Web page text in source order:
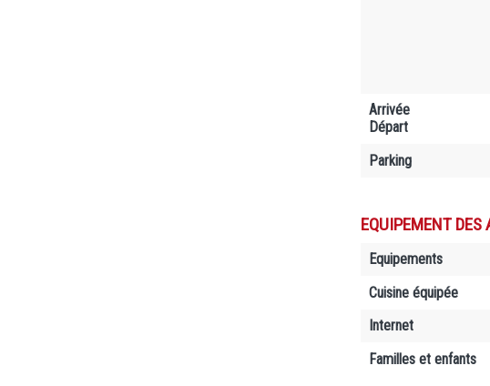
Arrivée
Départ
Parking
EQUIPEMENT DES
Equipements
Cuisine équipée
Internet
Familles et enfants